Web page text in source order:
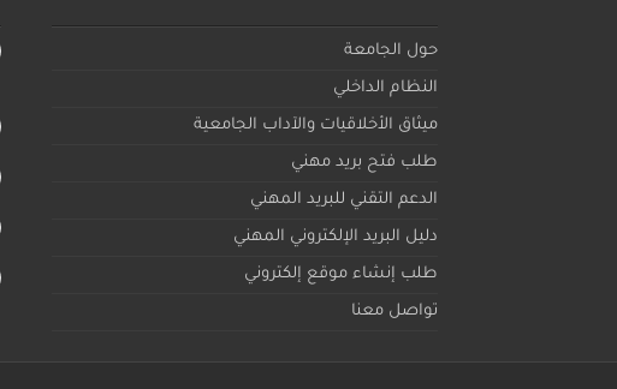
حول الجامعة
النظام الداخلي
ميثاق اﻷخلاقيات والآداب الجامعية
طلب فتح بريد مهني
الدعم التقني للبريد المهني
دليل البريد الإلكتروني المهني
طلب إنشاء موقع إلكتروني
تواصل معنا